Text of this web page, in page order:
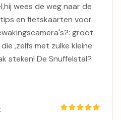
wees de weg naar de
en fietskaarten voor
groot
,zelfs met zulke kleine
steken! De Snuffelstal?